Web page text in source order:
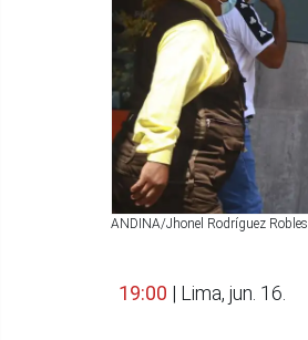
ANDINA/Jhonel Rodríguez Robles
19:00 | Lima, jun. 16.